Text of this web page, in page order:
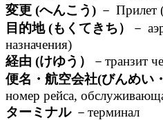
変更 (へんこう) － Прилет
目的地 (もくてきち）
－
назначения)
経由 (けゆう）
－транзит
便名・航空会社(びんめい
номер рейса,
ターミナル－терминал